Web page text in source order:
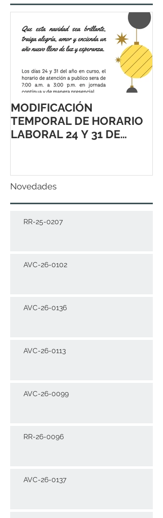
MODIFICACIÓN
TEMPORAL DE HORARIO
LABORAL 24 Y 31 DE
Novedades
RR-25-0207
AVC-26-0102
AVC-26-0136
AVC-26-0113
AVC-26-0099
RR-26-0096
AVC-26-0137